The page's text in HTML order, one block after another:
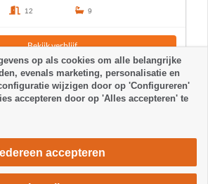
12 9
Bekijk verblijf
op als cookies om alle belangrijke
evenals marketing, personalisatie en
wijzigen door op 'Configureren'
accepteren door op 'Alles accepteren' te
Iedereen accepteren